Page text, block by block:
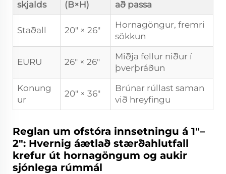
skjalds
(B×H)
að passa
Staðall 20" × 26"
Hornagöngur, fremri
sökkun
EURU 26" × 26"
Miðja fellur niður í
þverþráðun
Konung
ur
20" × 36"
Brúnar rúllast saman
við hreyfingu
Reglan um ofstóra innsetningu á 1″–
2″: Hvernig áætlað stærðahlutfall
krefur út hornagöngum og aukir
sjónlega rúmmál